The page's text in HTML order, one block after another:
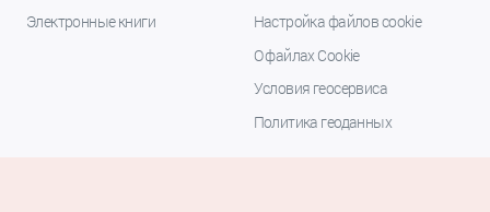
Электронные книги
Настройка файлов cookie
О файлах Cookie
Условия геосервиса
Политика геоданных